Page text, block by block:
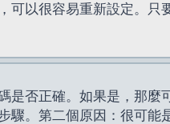
可以很容易重新設定。只
是否正確。如果是，那
驟。第二個原因：很可